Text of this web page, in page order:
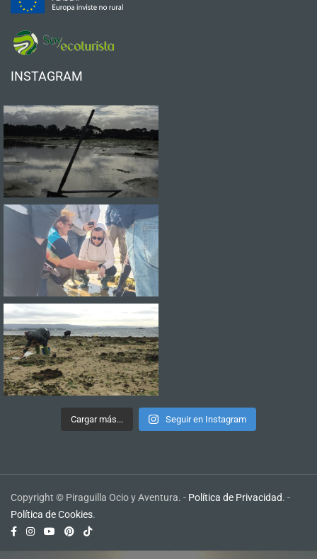
INSTAGRAM
Cargar más... Seguir en Instagram
Copyright © Piraguilla Ocio y Aventura. - Política de Privacidad. -
Política de Cookies.